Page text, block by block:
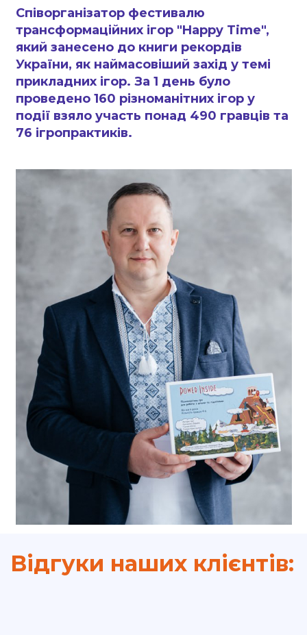
Співорганізатор фестивалю
трансформаційних ігор "Happy Time",
який занесено до книги рекордів
України, як наймасовіший захід у темі
прикладних ігор. За 1 день було
проведено 160 різноманітних ігор у
події взяло участь понад 490 гравців та
76 ігропрактиків.
Відгуки наших клієнтів: